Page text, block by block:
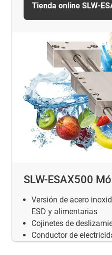
SLW-ESAX500
Versión de acero
ESD y alimentarias
Cojinetes de
Conductor de
Tienda online SLW-